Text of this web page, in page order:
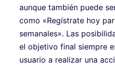
aunque también puede
como «Regístrate hoy
semanales». Las
el objetivo final siempre
usuario a realizar una